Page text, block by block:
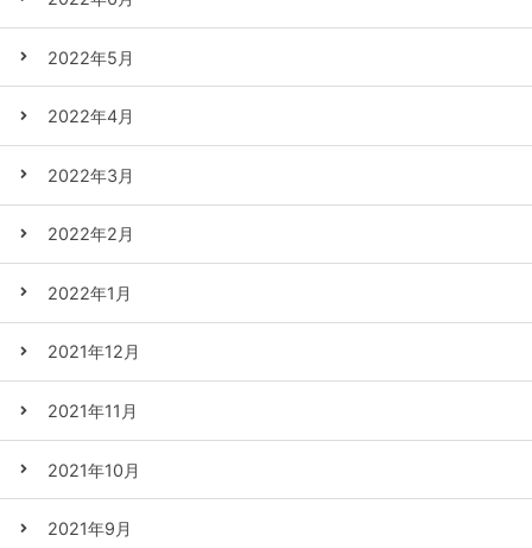
2022年5月
2022年4月
2022年3月
2022年2月
2022年1月
2021年12月
2021年11月
2021年10月
2021年9月